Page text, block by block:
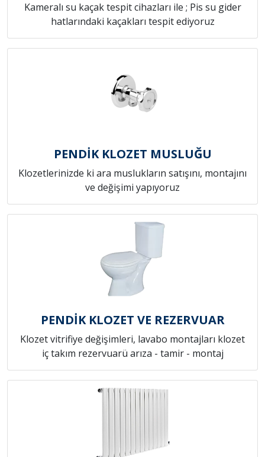
Kameralı su kaçak tespit cihazları ile ; Pis su gider
hatlarındaki kaçakları tespit ediyoruz
PENDİK KLOZET MUSLUĞU
Klozetlerinizde ki ara muslukların satışını, montajını
ve değişimi yapıyoruz
PENDİK KLOZET VE REZERVUAR
Klozet vitrifiye değişimleri, lavabo montajları klozet
iç takım rezervuarü arıza - tamir - montaj